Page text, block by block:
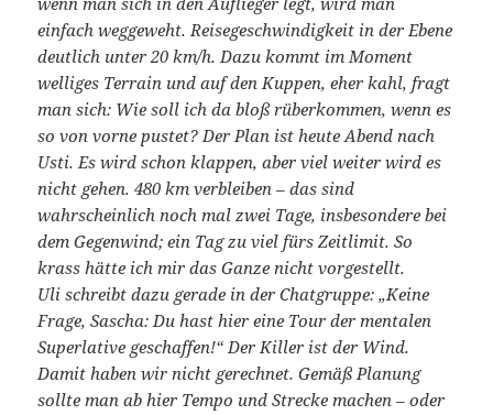
einfach weggeweht. Reisegeschwindigkeit in der Ebene
deutlich unter 20 km/h. Dazu kommt im Moment
welliges Terrain und auf den Kuppen, eher kahl, fragt
man sich: Wie soll ich da bloß rüberkommen, wenn es
so von vorne pustet? Der Plan ist heute Abend nach
Usti. Es wird schon klappen, aber viel weiter wird es
nicht gehen. 480 km verbleiben – das sind
wahrscheinlich noch mal zwei Tage, insbesondere bei
dem Gegenwind; ein Tag zu viel fürs Zeitlimit. So
krass hätte ich mir das Ganze nicht vorgestellt.
Uli schreibt dazu gerade in der Chatgruppe: „Keine
Frage, Sascha: Du hast hier eine Tour der mentalen
Superlative geschaffen!“ Der Killer ist der Wind.
Damit haben wir nicht gerechnet. Gemäß Planung
sollte man ab hier Tempo und Strecke machen – oder